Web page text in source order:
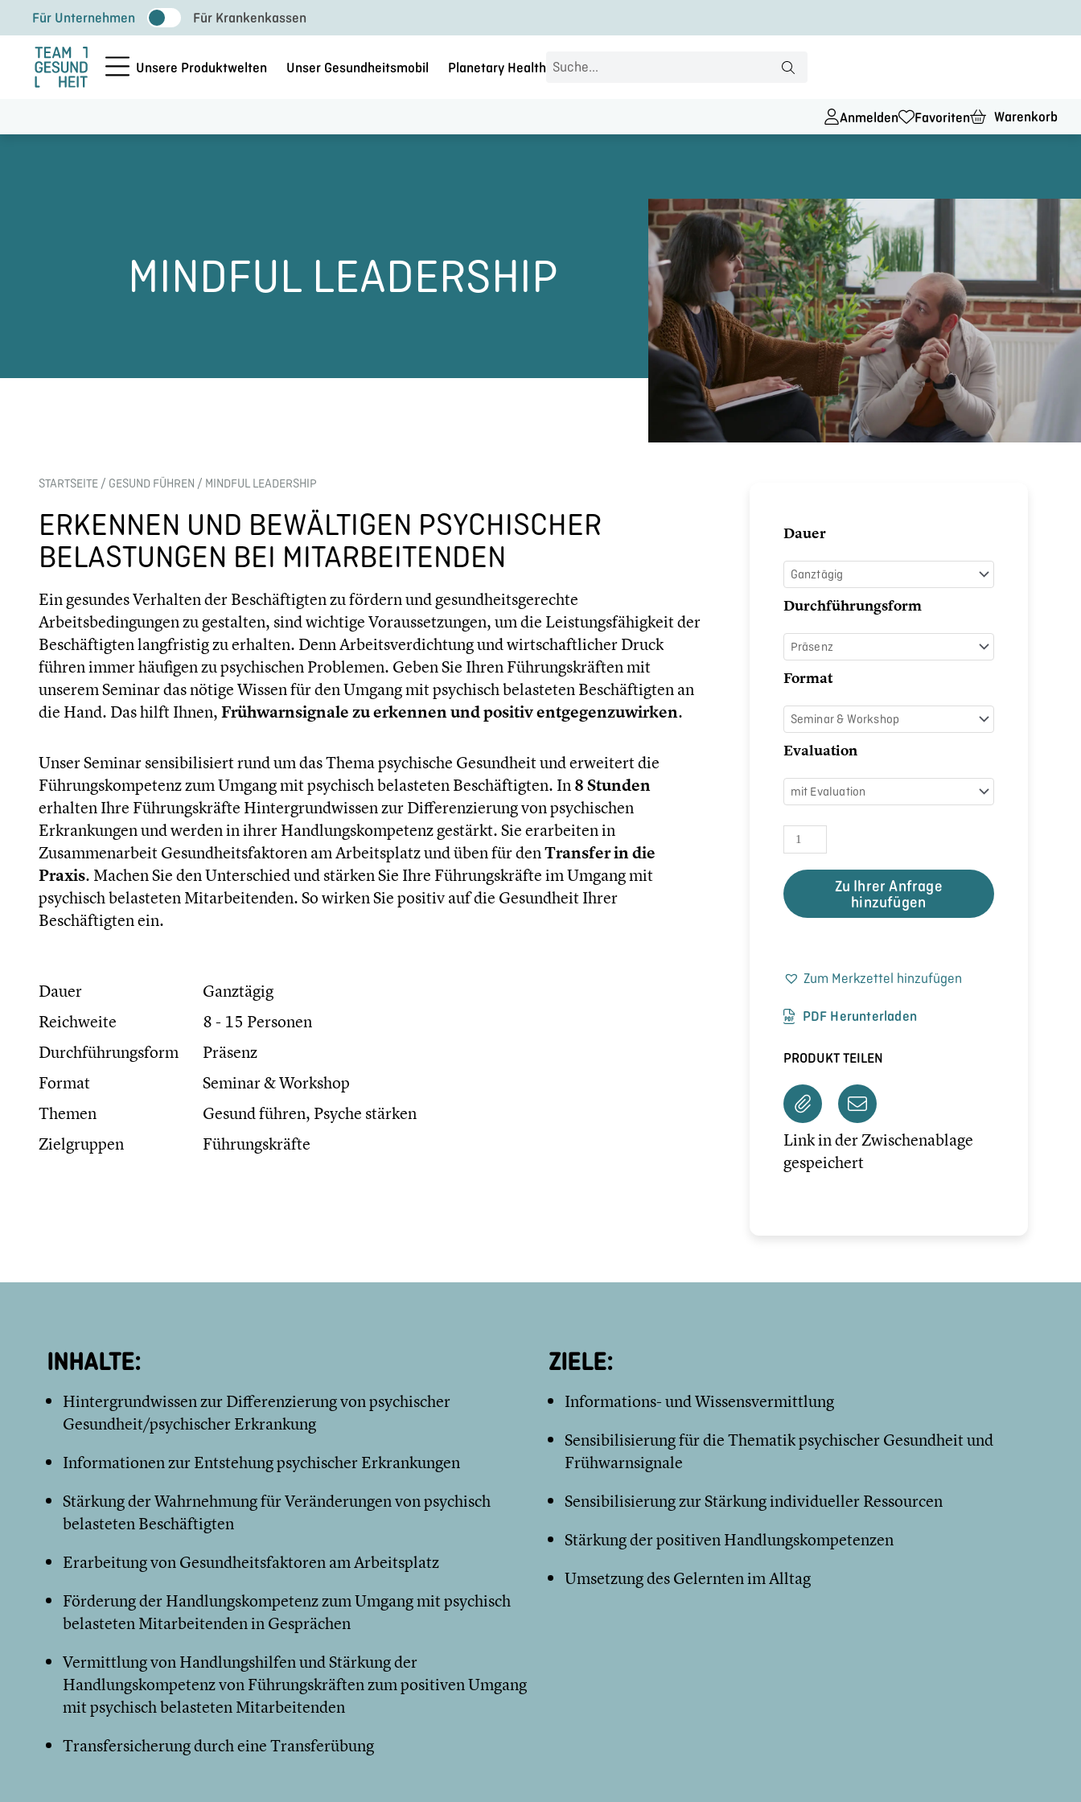
Inhalt
springen
Für Unternehmen Für Krankenkassen
Unsere Produktwelten Unser Gesundheitsmobil Planetary Health Search
Anmelden Favoriten Warenkorb
MINDFUL LEADERSHIP
STARTSEITE / GESUND FÜHREN / MINDFUL LEADERSHIP
ERKENNEN UND BEWÄLTIGEN PSYCHISCHER
BELASTUNGEN BEI MITARBEITENDEN
Ein gesundes Verhalten der Beschäftigten zu fördern und gesundheitsgerechte
Arbeitsbedingungen zu gestalten, sind wichtige Voraussetzungen, um die Leistungsfähigkeit der
Beschäftigten langfristig zu erhalten. Denn Arbeitsverdichtung und wirtschaftlicher Druck
führen immer häufigen zu psychischen Problemen. Geben Sie Ihren Führungskräften mit
unserem Seminar das nötige Wissen für den Umgang mit psychisch belasteten Beschäftigten an
die Hand. Das hilft Ihnen,Frühwarnsignale zu erkennen und positiv entgegenzuwirken.
Unser Seminar sensibilisiert rund um das Thema psychische Gesundheit und erweitert die
Führungskompetenz zum Umgang mit psychisch belasteten Beschäftigten. In8 Stunden
erhalten Ihre Führungskräfte Hintergrundwissen zur Differenzierung von psychischen
Erkrankungen und werden in ihrer Handlungskompetenz gestärkt. Sie erarbeiten in
Zusammenarbeit Gesundheitsfaktoren am Arbeitsplatz und üben für denTransfer in die
Praxis. Machen Sie den Unterschied und stärken Sie Ihre Führungskräfte im Umgang mit
psychisch belasteten Mitarbeitenden. So wirken Sie positiv auf die Gesundheit Ihrer
Beschäftigten ein.
Dauer
Ganztägig
Reichweite
8 - 15 Personen
Durchführungsform
Präsenz
Format
Seminar & Workshop
Themen
Gesund führen, Psyche stärken
Zielgruppen
Führungskräfte
Dauer
Durchführungsform
Format
Evaluation
Mindful
Menge
Zu Ihrer Anfrage
hinzufügen
Zum Merkzettel hinzufügen
PDF Herunterladen
PRODUKT TEILEN
Link in der Zwischenablage
gespeichert
INHALTE:
Hintergrundwissen zur Differenzierung von psychischer
Gesundheit/psychischer Erkrankung
Informationen zur Entstehung psychischer Erkrankungen
Stärkung der Wahrnehmung für Veränderungen von psychisch
belasteten Beschäftigten
Erarbeitung von Gesundheitsfaktoren am Arbeitsplatz
Förderung der Handlungskompetenz zum Umgang mit psychisch
belasteten Mitarbeitenden in Gesprächen
Vermittlung von Handlungshilfen und Stärkung der
Handlungskompetenz von Führungskräften zum positiven Umgang
mit psychisch belasteten Mitarbeitenden
Transfersicherung durch eine Transferübung
ZIELE:
Informations- und Wissensvermittlung
Sensibilisierung für die Thematik psychischer Gesundheit und
Frühwarnsignale
Sensibilisierung zur Stärkung individueller Ressourcen
Stärkung der positiven Handlungskompetenzen
Umsetzung des Gelernten im Alltag